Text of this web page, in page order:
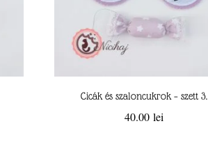
Cicák és szaloncukrok – szett 3.
40.00lei